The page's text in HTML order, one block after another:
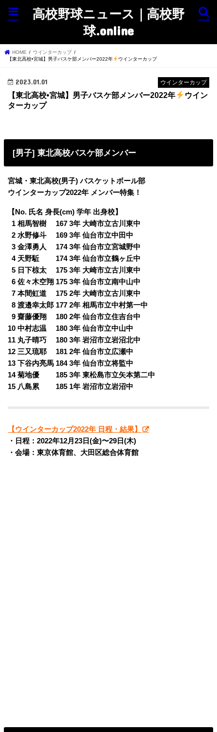
高校野球ニュース｜高校野
球.online
search
menu
HOME
ウインターカップ
【東北高校•宮城】男子バスケ部メンバー2022年
ウインターカップ
ウインターカップ
2023.01.01
【東北高校•宮城】男子バスケ部メンバー2022年
ウイン
ターカップ
[男子] 東北高校バスケ部メンバー
宮城・東北高校(男子) バスケットボール部
ウインターカップ2022年 メンバー特集！
【No. 氏名 身長(cm) 学年 出身校】
1 相馬智樹 167 3年 大崎市立古川東中
02 水野修斗 169 3年 仙台市立中田中
03 金澤勇人 174 3年 仙台市立宮城野中
04 天野駈 174 3年 仙台市立鶴ヶ丘中
05 日下椋太 175 3年 大崎市立古川東中
06 佐々木空翔 175 3年 仙台市立南中山中
07 本間虹道 175 2年 大崎市立古川東中
08 渡邉幸太郎 177 2年 相馬市立中村第一中
09 齋藤優翔 180 2年 仙台市立住吉台中
10 中村志温 180 3年 仙台市立中山中
11 丸子晴巧 180 3年 岩沼市立岩沼北中
12 三又琉耶 181 2年 仙台市立広瀬中
13 下谷内亮馬 184 3年 仙台市立将監中
14 菊地優 185 3年 東松島市立矢本第二中
15 八島累 185 1年 岩沼市立岩沼中
【ウインターカップ2022年 日程・結果】
・日程：2022年12月23日(金)〜29日(木)
・会場：東京体育館、大田区総合体育館